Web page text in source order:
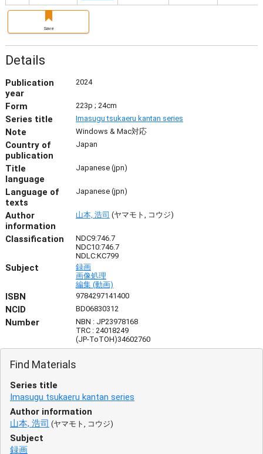
Save
Details
Publication
year
2024
Form 223p ; 24cm
Series title Imasugu tsukaeru kantan series
Note Windows & Mac対応
Country of
publication
Japan
Title
language
Japanese (jpn)
Language of
texts
Japanese (jpn)
Author
information
山本, 浩司 (ヤマモト, コウジ)
Classification
NDC9:746.7
NDC10:746.7
NDLC:KC799
Subject
録画
画像処理
編集 (動画)
ISBN 9784297141400
NCID BD06830312
Number
NBN : JP23978168
TRC : 24018249
(JP-ToTOH)34602760
Find Materials
Series title
Imasugu tsukaeru kantan series
Author information
山本, 浩司 (ヤマモト, コウジ)
Subject
録画